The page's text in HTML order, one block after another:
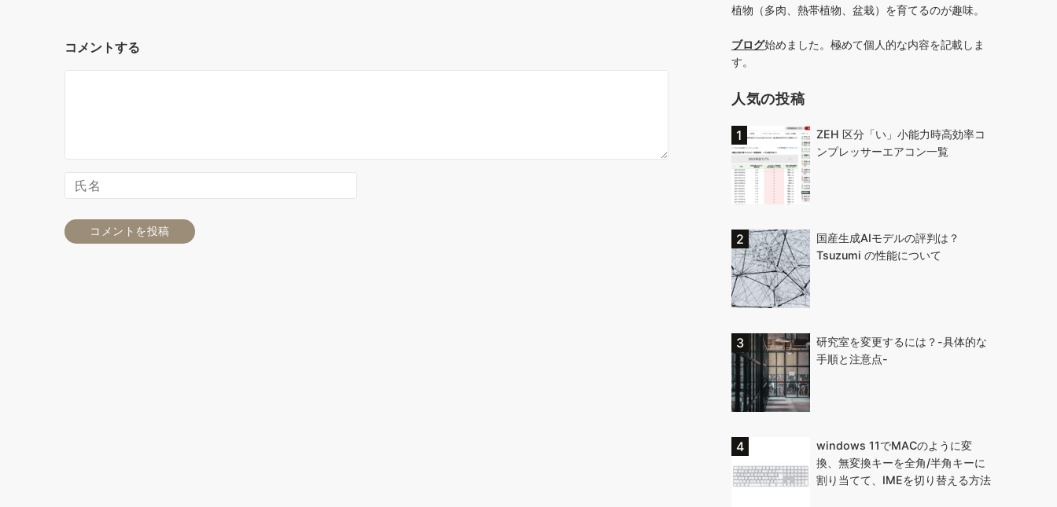
コメントする
植物（多肉、熱帯植物、盆栽）を育てるのが趣味。
ブログ始めました。極めて個人的な内容を記載しま
す。
人気の投稿
ZEH 区分「い」小能力時高効率コ
ンプレッサーエアコン一覧
国産生成AIモデルの評判は？
Tsuzumi の性能について
研究室を変更するには？-具体的な
手順と注意点-
windows 11でMACのように変
換、無変換キーを全角/半角キーに
割り当てて、IMEを切り替える方法